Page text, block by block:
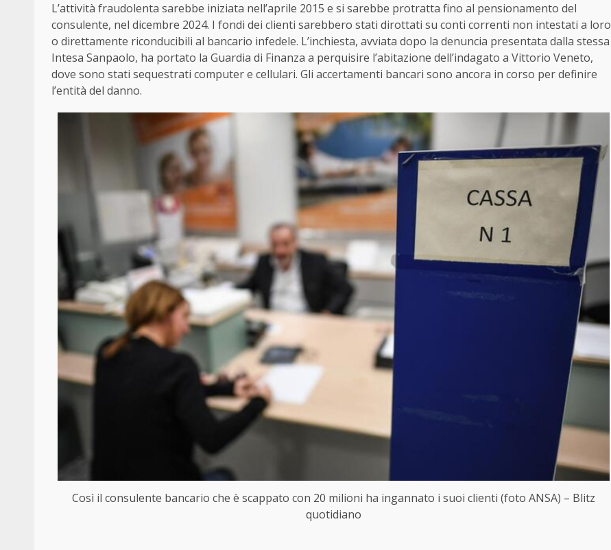
L’attività fraudolenta sarebbe iniziata nell’aprile 2015 e si sarebbe protratta fino al pensionamento del
consulente, nel dicembre 2024. I fondi dei clienti sarebbero stati dirottati su conti correnti non intestati a loro
o direttamente riconducibili al bancario infedele. L’inchiesta, avviata dopo la denuncia presentata dalla stessa
Intesa Sanpaolo, ha portato la Guardia di Finanza a perquisire l’abitazione dell’indagato a Vittorio Veneto,
dove sono stati sequestrati computer e cellulari. Gli accertamenti bancari sono ancora in corso per definire
l’entità del danno.
Così il consulente bancario che è scappato con 20 milioni ha ingannato i suoi clienti (foto ANSA) – Blitz
quotidiano